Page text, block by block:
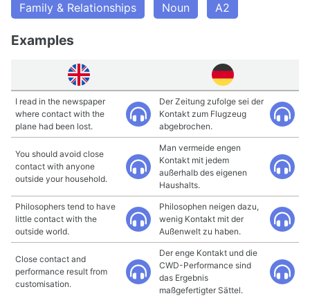
Family & Relationships
Noun A2
Examples
I read in the newspaper
where contact with the
plane had been lost.
Der Zeitung zufolge sei der
Kontakt zum Flugzeug
abgebrochen.
You should avoid close
contact with anyone
outside your household.
Man vermeide engen
Kontakt mit jedem
außerhalb des eigenen
Haushalts.
Philosophers tend to have
little contact with the
outside world.
Philosophen neigen dazu,
wenig Kontakt mit der
Außenwelt zu haben.
Close contact and
performance result from
customisation.
Der enge Kontakt und die
CWD-Performance sind
das Ergebnis
maßgefertigter Sättel.